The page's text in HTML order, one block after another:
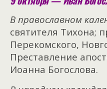
В православном
святителя Тихона;
Перекомского,
Преставление
Иоанна Богослова.